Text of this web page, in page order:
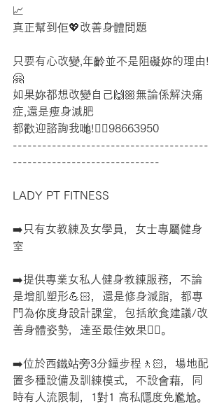
📈
真正幫到佢💖改善身體問題
只要有心改變,年齡並不是阻礙妳的理由!
🤗
如果妳都想改變自己🙌🏼無論係解決痛
症,還是瘦身減肥
都歡迎諮詢我哋!👉🏼98663950
----------------------------------------
------------------------------
LADY PT FITNESS
➡️只有女教練及女學員，女士專屬健身
室
➡️提供專業女私人健身教練服務，不論
是增肌塑形💪🏻，還是修身減脂，都專
門為你度身設計課堂，包括飲食建議/改
善身體姿勢，達至最佳效果👍🏻。
➡️位於西鐵站旁3分鐘步程🚶🏻，場地配
置多種設備及訓練模式，不設會藉，同
時有人流限制，1對1 高私隱度免尷尬。